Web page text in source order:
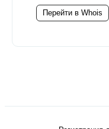
Перейти в Whois